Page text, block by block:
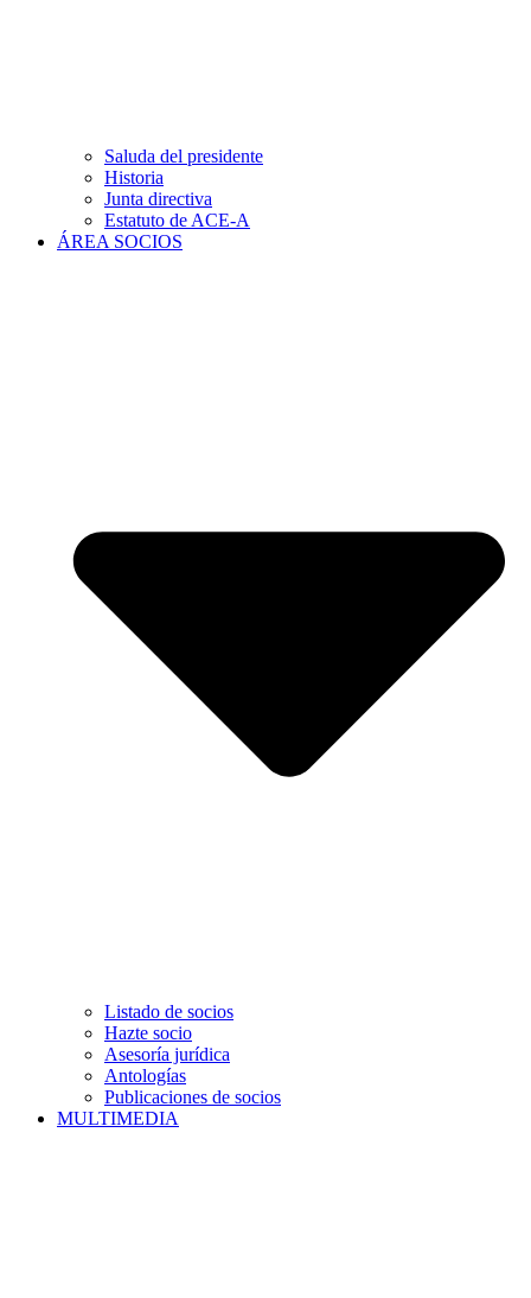
Saluda del presidente
Historia
Junta directiva
Estatuto de ACE-A
ÁREA SOCIOS
Listado de socios
Hazte socio
Asesoría jurídica
Antologías
Publicaciones de socios
MULTIMEDIA